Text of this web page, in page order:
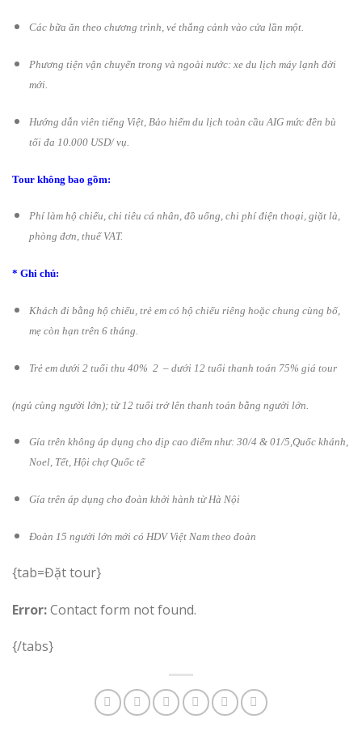
Các bữa ăn theo ch­ư­ơng trình, vé thắng cảnh vào cửa lần một.
Ph­­­ương tiện vận chuyển trong và ngoài nước: xe du lịch máy lạnh đời
mới.
H­­­ướng dẫn viên tiếng Việt, Bảo hiểm du lịch toàn cầu AIG mức đền bù
tối đa 10.000 USD/ vụ.
Tour không bao gồm:
Phí làm hộ chiếu, chi tiêu cá nhân, đồ uống, chi phí điện thoại, giặt là,
phòng đơn, thuế VAT.
* Ghi chú:
Khách đi bằng hộ chiếu, trẻ em có hộ chiếu riêng hoặc chung cùng bố,
mẹ còn hạn trên 6 tháng.
Trẻ em dư­ới 2 tuổi thu 40% 2 – d­ưới 12 tuổi thanh toán 75% giá tour
(ngủ cùng ng­ười lớn); từ 12 tuổi trở lên thanh toán bằng ng­ười lớn.
Gía trên không áp dụng cho dịp cao điểm như: 30/4 & 01/5,Quốc khánh,
Noel, Tết, Hội chợ Quốc tế
Gía trên áp dụng cho đoàn khởi hành từ Hà Nội
Đoàn 15 ng­ười lớn mới có HDV Việt Nam theo đoàn
{tab=Đặt tour}
Error:Contact form not found.
{/tabs}